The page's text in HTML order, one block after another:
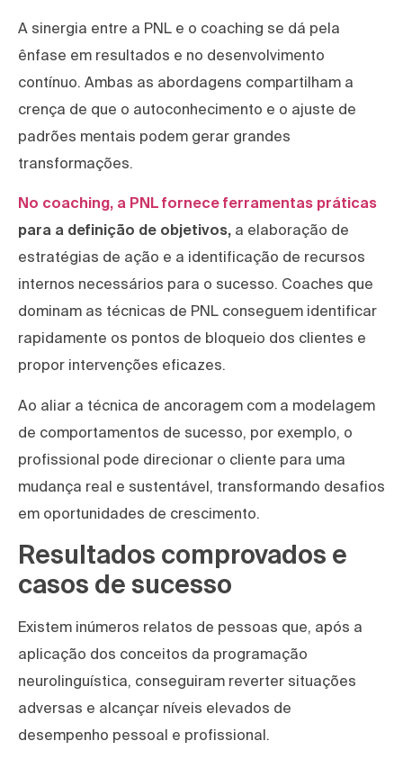
A sinergia entre a PNL e o coaching se dá pela
ênfase em resultados e no desenvolvimento
contínuo. Ambas as abordagens compartilham a
crença de que o autoconhecimento e o ajuste de
padrões mentais podem gerar grandes
transformações.
No coaching, a PNL fornece ferramentas práticas
para a definição de objetivos, a elaboração de
estratégias de ação e a identificação de recursos
internos necessários para o sucesso. Coaches que
dominam as técnicas de PNL conseguem identificar
rapidamente os pontos de bloqueio dos clientes e
propor intervenções eficazes.
Ao aliar a técnica de ancoragem com a modelagem
de comportamentos de sucesso, por exemplo, o
profissional pode direcionar o cliente para uma
mudança real e sustentável, transformando desafios
em oportunidades de crescimento.
Resultados comprovados e
casos de sucesso
Existem inúmeros relatos de pessoas que, após a
aplicação dos conceitos da programação
neurolinguística, conseguiram reverter situações
adversas e alcançar níveis elevados de
desempenho pessoal e profissional.